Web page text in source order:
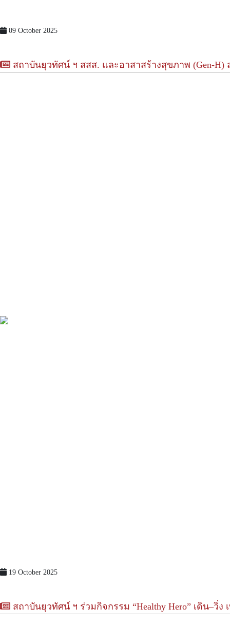
09 October 2025
สถาบันยุวทัศน์ ฯ สสส. และอาสาสร้างสุขภาพ (Gen-
19 October 2025
สถาบันยุวทัศน์ ฯ ร่วมกิจกรรม “Healthy Hero” เดิน–